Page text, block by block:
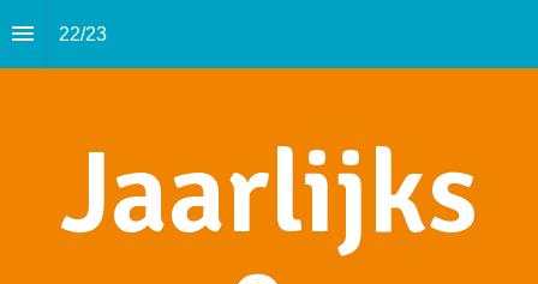
22/23
Jaarlijks